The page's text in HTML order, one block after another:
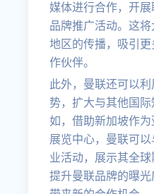
媒体进行合作，开
品牌推广活动。这
地区的传播，吸引
作伙伴。
此外，曼联还可以
势，扩大与其他国
如，借助新加坡作
展览中心，曼联可
业活动，展示其全
提升曼联品牌的曝